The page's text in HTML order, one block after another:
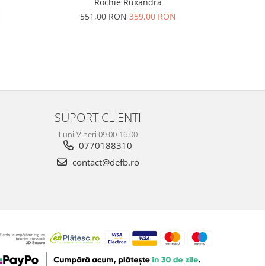
551,00 RON359,00 RON
SUPORT CLIENTI
Luni-Vineri 09.00-16.00
0770188310
contact@defb.ro